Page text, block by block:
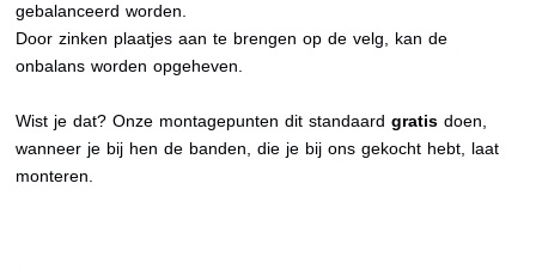
gebalanceerd worden.
Door zinken plaatjes aan te brengen op de velg, kan de
onbalans worden opgeheven.
Wist je dat? Onze montagepunten dit standaard gratis doen,
wanneer je bij hen de banden, die je bij ons gekocht hebt, laat
monteren.